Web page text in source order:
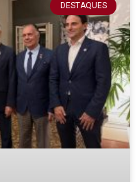
DESTAQUES